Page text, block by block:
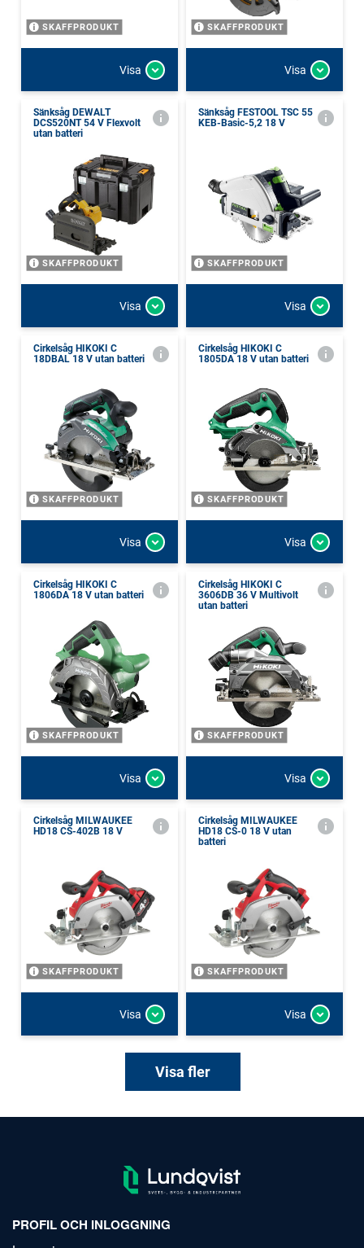
SKAFFPRODUKT
Visa
SKAFFPRODUKT
Visa
Sänksåg DEWALT
DCS520NT 54 V Flexvolt
utan batteri
SKAFFPRODUKT
Visa
Sänksåg FESTOOL TSC 55
KEB-Basic-5,2 18 V
SKAFFPRODUKT
Visa
Cirkelsåg HIKOKI C
18DBAL 18 V utan batteri
SKAFFPRODUKT
Visa
Cirkelsåg HIKOKI C
1805DA 18 V utan batteri
SKAFFPRODUKT
Visa
Cirkelsåg HIKOKI C
1806DA 18 V utan batteri
SKAFFPRODUKT
Visa
Cirkelsåg HIKOKI C
3606DB 36 V Multivolt
utan batteri
SKAFFPRODUKT
Visa
Cirkelsåg MILWAUKEE
HD18 CS-402B 18 V
SKAFFPRODUKT
Visa
Cirkelsåg MILWAUKEE
HD18 CS-0 18 V utan
batteri
SKAFFPRODUKT
Visa
Visa fler
PROFIL OCH INLOGGNING